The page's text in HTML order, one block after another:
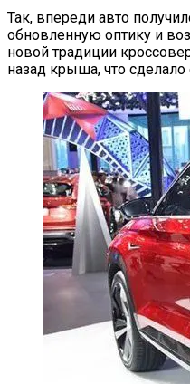
Названы
Из
Покупают
Так, впереди авто
обновленную оптику и
новой традиции
назад крыша, что